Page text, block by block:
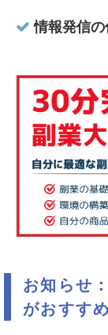
情報発信
お知らせ
がおすす